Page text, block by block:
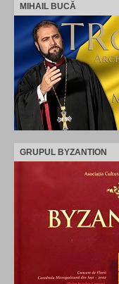
MIHAIL BUCĂ
GRUPUL BYZANTION